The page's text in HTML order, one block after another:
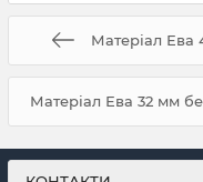
Матеріал Ева
Матеріал Ева 32 мм